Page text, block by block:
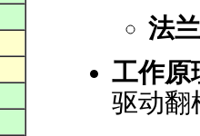
法
工作原
驱动翻